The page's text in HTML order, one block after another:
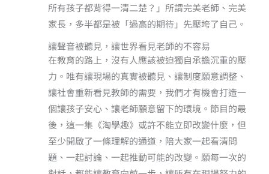
所有孩子都背得一清二楚？」所謂完美老師、完美
家長，多半都是被「過高的期待」先壓垮了自己。
讓聲音被聽見，讓世界看見老師的不容易
在教育的路上，沒有人應該被迫獨自承擔沉重的壓
力。唯有讓現場的真實被聽見、讓制度願意調整、
讓社會重新看見教師的需要，我們才有機會打造一
個讓孩子安心、讓老師願意留下的環境。節目的最
後，這一集《淘學趣》或許不能立即改變什麼，但
至少開啟了一條理解的通道，陪大家一起看清問
題、一起討論、一起推動可能的改變。願每一次的